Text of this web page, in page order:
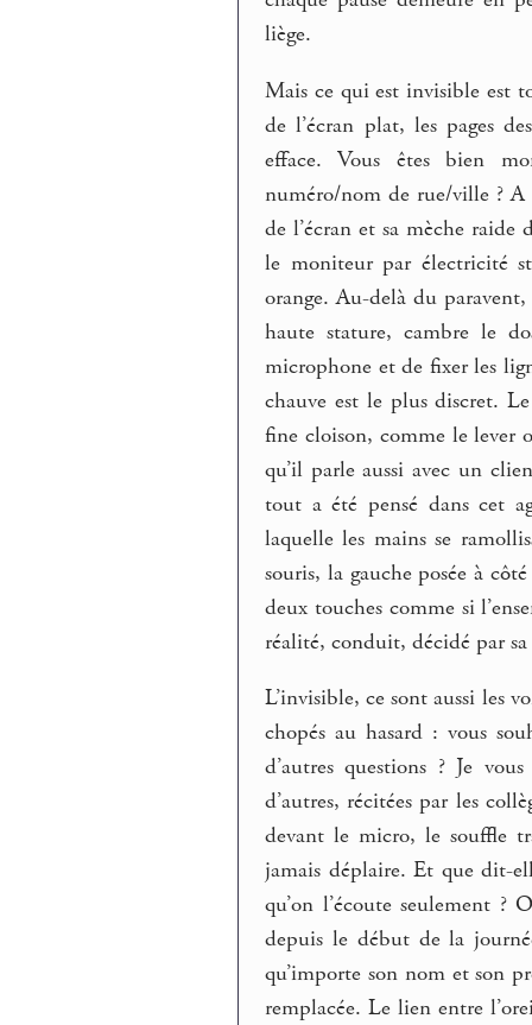
liège.
Mais ce qui est invisible est
de l’écran plat, les pages
efface. Vous êtes bien
numéro/nom de rue/ville ? A
de l’écran et sa mèche raide
le moniteur par électricité
orange. Au-delà du
haute stature, cambre le
microphone et de fixer les
chauve est le plus discret.
fine cloison, comme le lever
qu’il parle aussi avec un
tout a été pensé dans cet
laquelle les mains se
souris, la gauche posée à
deux touches comme si
réalité, conduit, décidé par
L’invisible, ce sont aussi les
chopés au hasard : vous
d’autres questions ? Je
d’autres, récitées par les
devant le micro, le souffle
jamais déplaire. Et que dit-
qu’on l’écoute seulement
depuis le début de la
qu’importe son nom et son
remplacée. Le lien entre